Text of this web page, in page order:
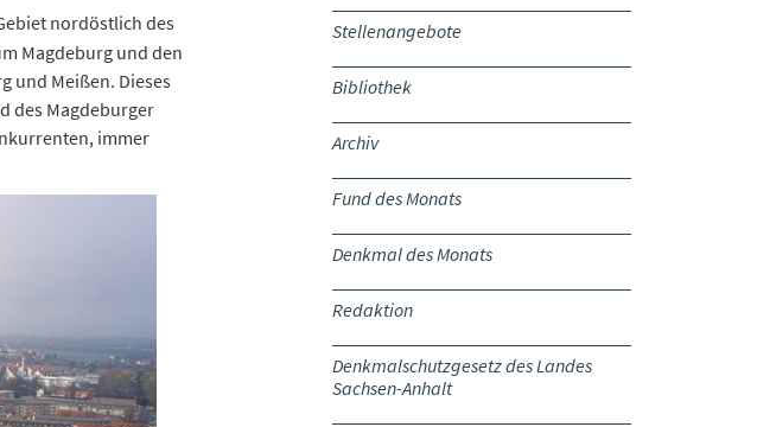
nordöstlich des
Magdeburg und den
und Meißen. Dieses
des Magdeburger
immer
Stellenangebote
Bibliothek
Archiv
Fund des Monats
Denkmal des Monats
Redaktion
Denkmalschutzgesetz des Landes
Sachsen-Anhalt